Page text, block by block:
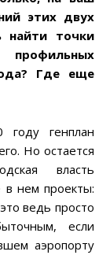
этих двух
найти точки
? Где еще
генплан
Но остается
власть
в нем проекты:
ведь просто
если
аэропорту